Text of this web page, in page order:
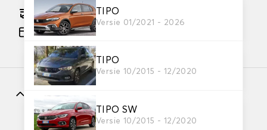
TIPO
Versie 01/2021 - 2026
TIPO
Versie 10/2015 - 12/2020
TIPO SW
Versie 10/2015 - 12/2020
Geschatte gratis levering naar 18-08-2026
Betaling in 3x gratis, vanaf €60 aankoop.
Kenmerken